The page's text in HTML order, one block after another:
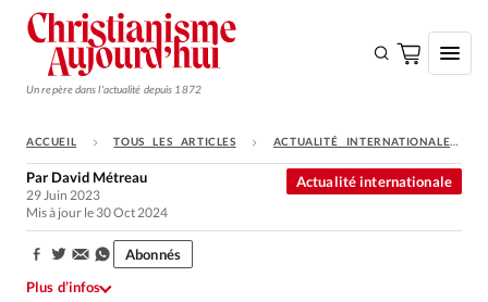
Un repère dans l'actualité depuis 1872
S'ABONNER
Monde
Opinions
ACCUEIL TOUS LES ARTICLES ACTUALITÉ INTERNATIONALE
Actualité internationale
Par David Métreau
29 Juin 2023
Mis à jour le 30 Oct 2024
Partager:
Abonnés
Plus d’infos